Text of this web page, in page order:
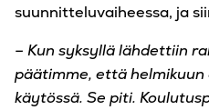
suunnitteluvaiheessa, ja
– Kun syksyllä lähdettiin
päätimme, että
käytössä. Se piti.